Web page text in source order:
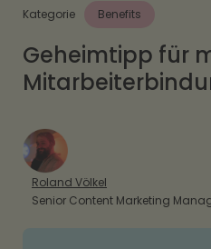
Kategorie
Benefits
Geheimtipp für
Roland Völkel
Senior Content Marketing